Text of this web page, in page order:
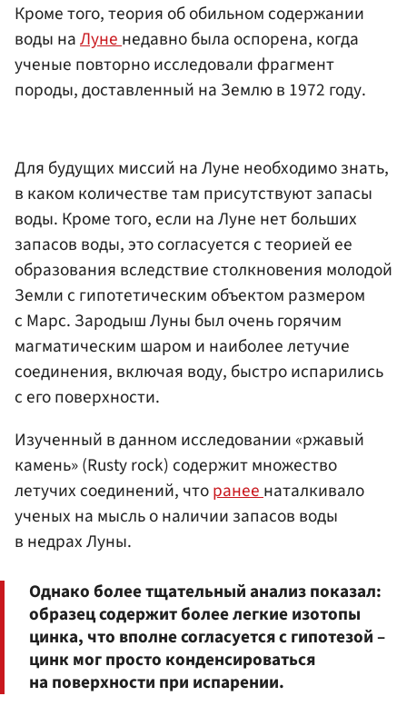
Кроме того, теория об обильном содержании
воды наЛуненедавно была оспорена, когда
ученые повторно исследовали фрагмент
породы, доставленный на Землю в 1972 году.
Для будущих миссий на Луне необходимо знать,
в каком количестве там присутствуют запасы
воды. Кроме того, если на Луне нет больших
запасов воды, это согласуется с теорией ее
образования вследствие столкновения молодой
Земли с гипотетическим объектом размером
с Марс. Зародыш Луны был очень горячим
магматическим шаром и наиболее летучие
соединения, включая воду, быстро испарились
с его поверхности.
Изученный в данном исследовании «ржавый
камень» (Rusty rock) содержит множество
летучих соединений, чторанеенаталкивало
ученых на мысль о наличии запасов воды
в недрах Луны.
Однако более тщательный анализ показал:
образец содержит более легкие изотопы
цинка, что вполне согласуется с гипотезой –
цинк мог просто конденсироваться
на поверхности при испарении.